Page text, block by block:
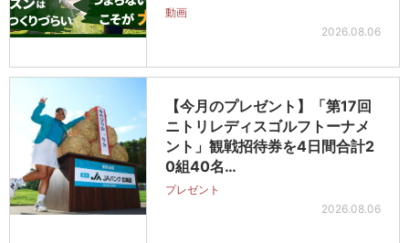
動画
2026.08.06
【今月のプレゼント】「第17回
ニトリレディスゴルフトーナメ
ント」観戦招待券を4日間合計2
0組40名…
プレゼント
2026.08.06